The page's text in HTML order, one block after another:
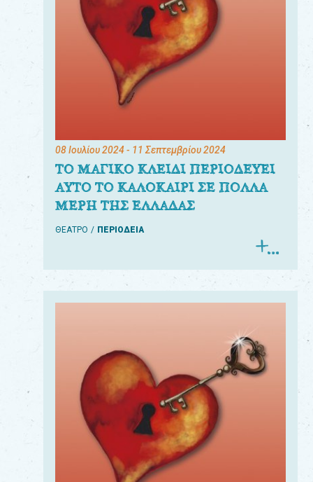
08 Ιουλίου 2024- 11 Σεπτεμβρίου 2024
ΤΟ ΜΑΓΙΚΟ ΚΛΕΙΔΙ ΠΕΡΙΟΔΕΥΕΙ
ΑΥΤΟ ΤΟ ΚΑΛΟΚΑΙΡΙ ΣΕ ΠΟΛΛΑ
ΜΕΡΗ ΤΗΣ ΕΛΛΑΔΑΣ
ΘΕΑΤΡΟ ΠΕΡΙΟΔΕΙΑ